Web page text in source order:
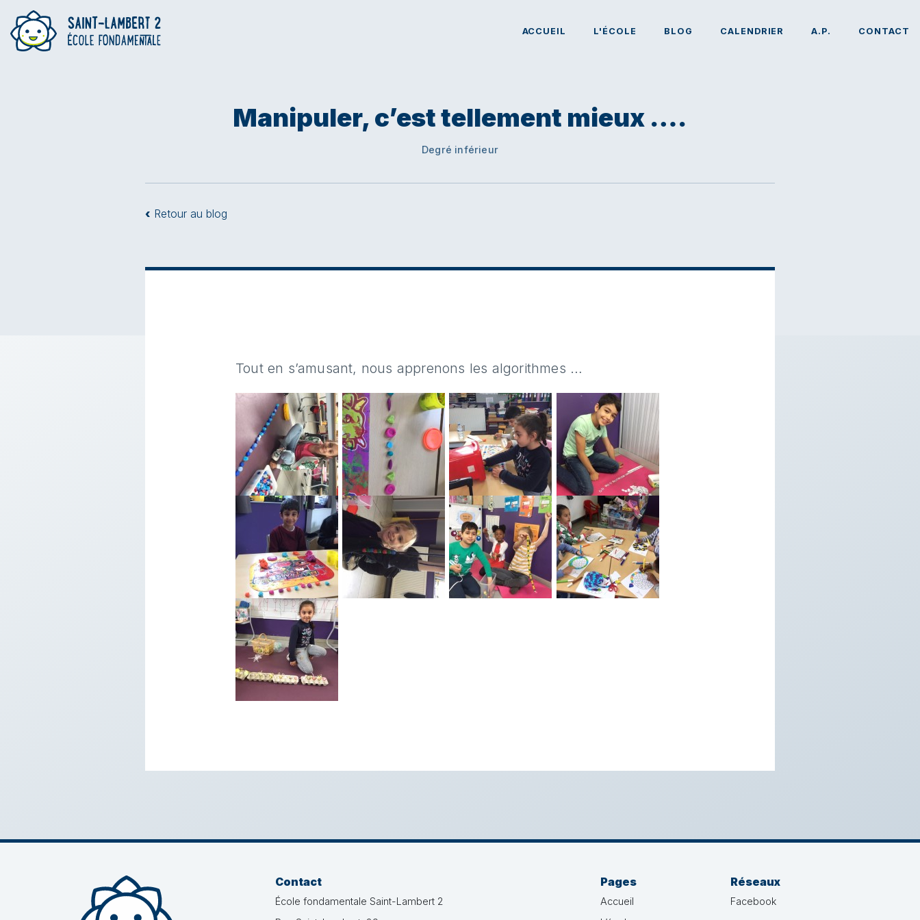
ACCUEIL L'ÉCOLE BLOG CALENDRIER A.P. CONTACT
Manipuler, c’est tellement mieux ….
Degré inférieur
‹ Retour au blog
Tout en s’amusant, nous apprenons les algorithmes …
Contact
École fondamentale Saint-Lambert 2
Pages
Accueil
Réseaux
Facebook